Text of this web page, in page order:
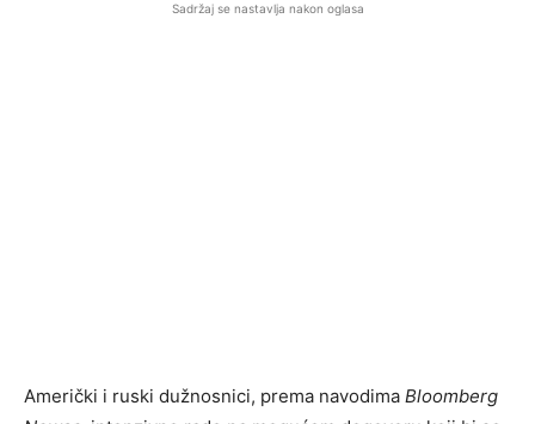
Sadržaj se nastavlja nakon oglasa
Američki i ruski dužnosnici, prema navodima Bloomberg